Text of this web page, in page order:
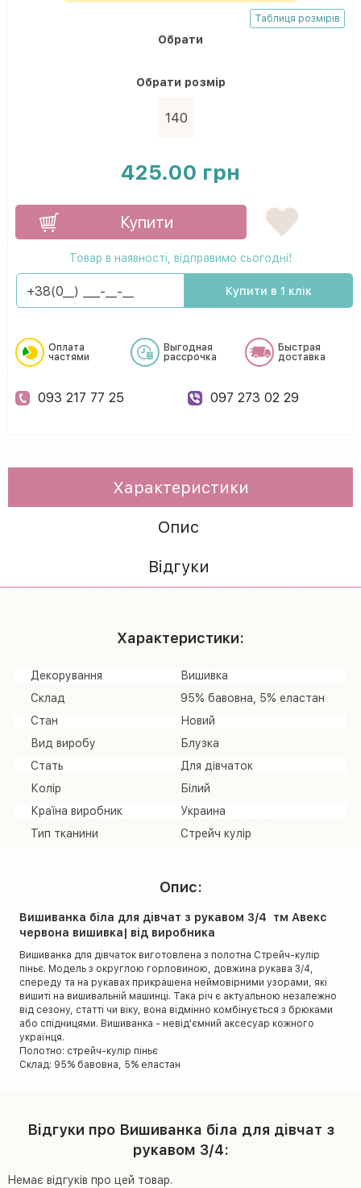
Таблиця розмірів
Обрати
Обрати розмір
140
425.00 грн
Купити
Товар в наявності, відправимо сьогодні!
Купити в 1 клік
Оплата
частями
Выгодная
рассрочка
Быстрая
доставка
093 217 77 25 097 273 02 29
Характеристики
Опис
Відгуки
Характеристики:
Декорування
Вишивка
Склад
95% бавовна, 5% еластан
Стан
Новий
Вид виробу
Блузка
Стать
Для дівчаток
Колір
Білий
Країна виробник
Украина
Тип тканини
Стрейч кулір
Опис:
Вишиванка біла для дівчат з рукавом 3/4 тм Авекс
червона вишивка| від виробника
Вишиванка для дівчаток виготовлена з полотна Стрейч-кулір
піньє. Модель з округлою горловиною, довжина рукава 3/4,
спереду та на рукавах прикрашена неймовірними узорами, які
вишиті на вишивальній машинці. Така річ є актуальною незалежно
від сезону, статті чи віку, вона відмінно комбінується з брюками
або спідницями. Вишиванка - невід'ємний аксесуар кожного
українця.
Полотно: стрейч-кулір піньє
Склад: 95% бавовна, 5% еластан
Відгуки про Вишиванка біла для дівчат з
рукавом 3/4:
Немає відгуків про цей товар.